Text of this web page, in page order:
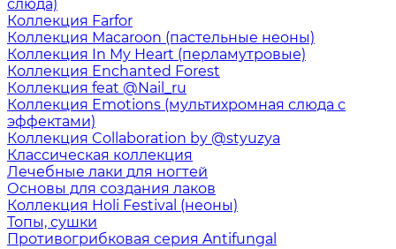
слюда)
Коллекция Farfor
Коллекция Macaroon (пастельные неоны)
Коллекция In My Heart (перламутровые)
Коллекция Enchanted Forest
Коллекция feat @Nail_ru
Коллекция Emotions (мультихромная слюда с
эффектами)
Коллекция Collaboration by @styuzya
Классическая коллекция
Лечебные лаки для ногтей
Основы для создания лаков
Коллекция Holi Festival (неоны)
Топы, сушки
Противогрибковая серия Antifungal